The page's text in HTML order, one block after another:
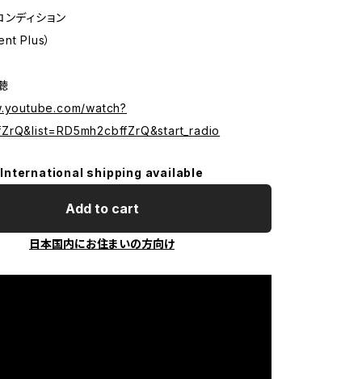
ンディション
Plus）
watch?
International shipping available
Add to cart
日本国内にお住まいの方向け